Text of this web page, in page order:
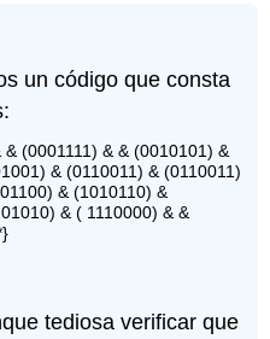
un código que consta
(0001111) & & (0010101) &
& (0110011) & (0110011)
& (1010110) &
& ( 1110000) & &
tediosa verificar que